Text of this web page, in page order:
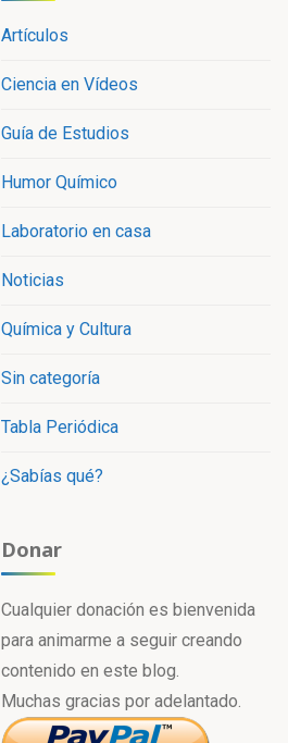
Artículos
Ciencia en Vídeos
Guía de Estudios
Humor Químico
Laboratorio en casa
Noticias
Química y Cultura
Sin categoría
Tabla Periódica
¿Sabías qué?
Donar
Cualquier donación es bienvenida
para animarme a seguir creando
contenido en este blog.
Muchas gracias por adelantado.